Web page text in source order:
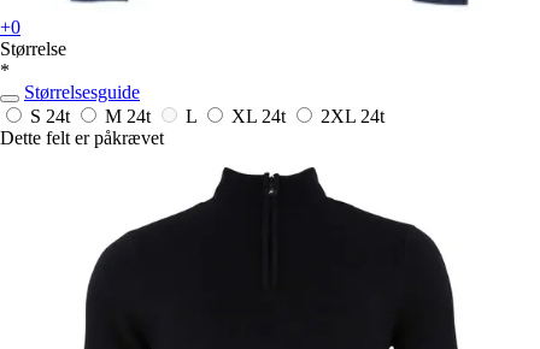
+0
Størrelse
*
Størrelsesguide
S 24t M 24t L XL 24t 2XL 24t
Dette felt er påkrævet